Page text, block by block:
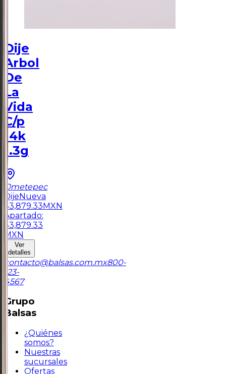
Dije
Arbol
De
La
Vida
C/p
14k
1.3g
Ometepec
DijeNueva
$3,879.33MXN
Apartado:
$3,879.33
MXN
Ver
detalles
contacto@balsas.com.mx800-
123-
4567
Grupo
Balsas
¿Quiénes
somos?
Nuestras
sucursales
Ofertas